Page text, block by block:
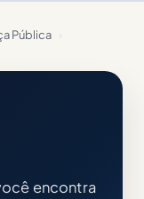
Pública ›
encontra